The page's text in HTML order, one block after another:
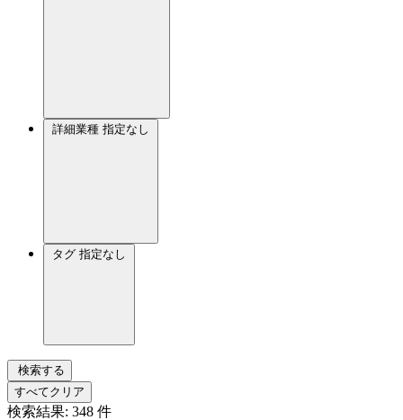
詳細業種 指定なし
タグ 指定なし
検索する
すべてクリア
検索結果: 348 件